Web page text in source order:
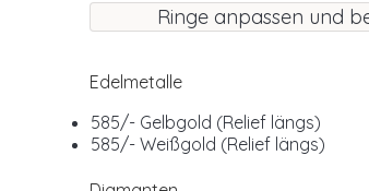
Ringe anpassen und
Edelmetalle
585/- Gelbgold (Relief längs)
585/- Weißgold (Relief längs)